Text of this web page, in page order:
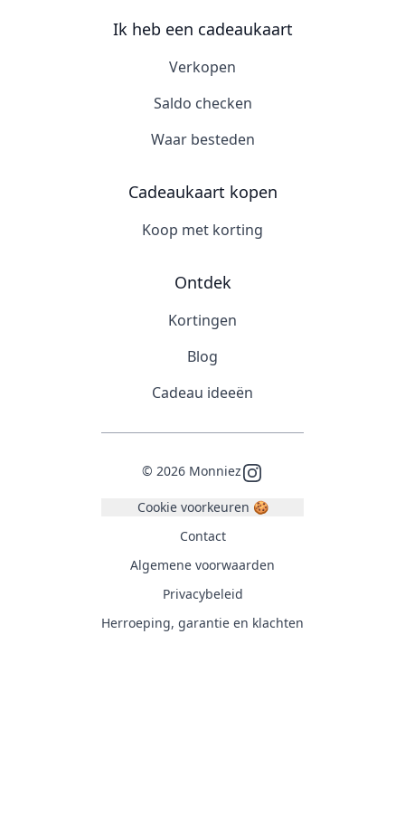
Ik heb een cadeaukaart
Verkopen
Saldo checken
Waar besteden
Cadeaukaart kopen
Koop met korting
Ontdek
Kortingen
Blog
Cadeau ideeën
© 2026 MonniezInstagram
Cookie voorkeuren 🍪
Contact
Algemene voorwaarden
Privacybeleid
Herroeping, garantie en klachten